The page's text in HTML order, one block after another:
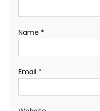
Name *
Email *